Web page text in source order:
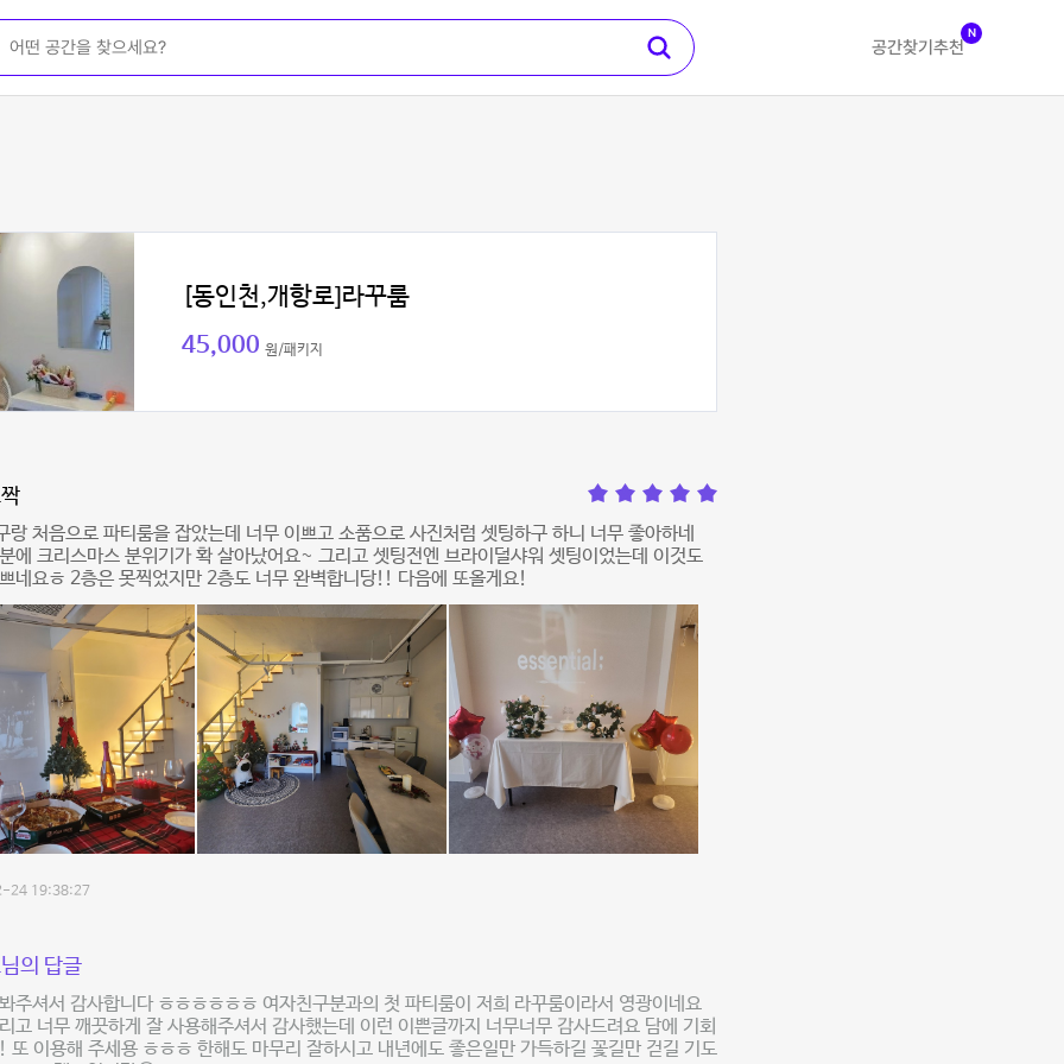
공간찾기 추천
N
[동인천,개항로]라꾸룸
45,000 원/패키지
랑 처음으로 파티룸을 잡았는데 너무 이쁘고 소품으로 사진처럼 셋팅하구 하니 너무 좋아하네
에 크리스마스 분위기가 확 살아났어요~ 그리고 셋팅전엔 브라이덜샤워 셋팅이었는데 이것도
네요ㅎ 2층은 못찍었지만 2층도 너무 완벽합니당!! 다음에 또올게요!
24 19:38:27
의 답글
주셔서 감사합니다 ㅎㅎㅎㅎㅎㅎ 여자친구분과의 첫 파티룸이 저희 라꾸룸이라서 영광이네요
고 너무 깨끗하게 잘 사용해주셔서 감사했는데 이런 이쁜글까지 너무너무 감사드려요 담에 기회
또 이용해 주세용 ㅎㅎㅎ 한해도 마무리 잘하시고 내년에도 좋은일만 가득하길 꽃길만 걷길 기도